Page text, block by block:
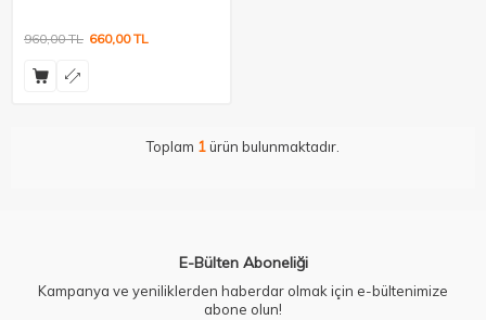
960,00TL 660,00TL
Toplam 1ürün bulunmaktadır.
E-Bülten Aboneliği
Kampanya ve yeniliklerden haberdar olmak için e-bültenimize
abone olun!